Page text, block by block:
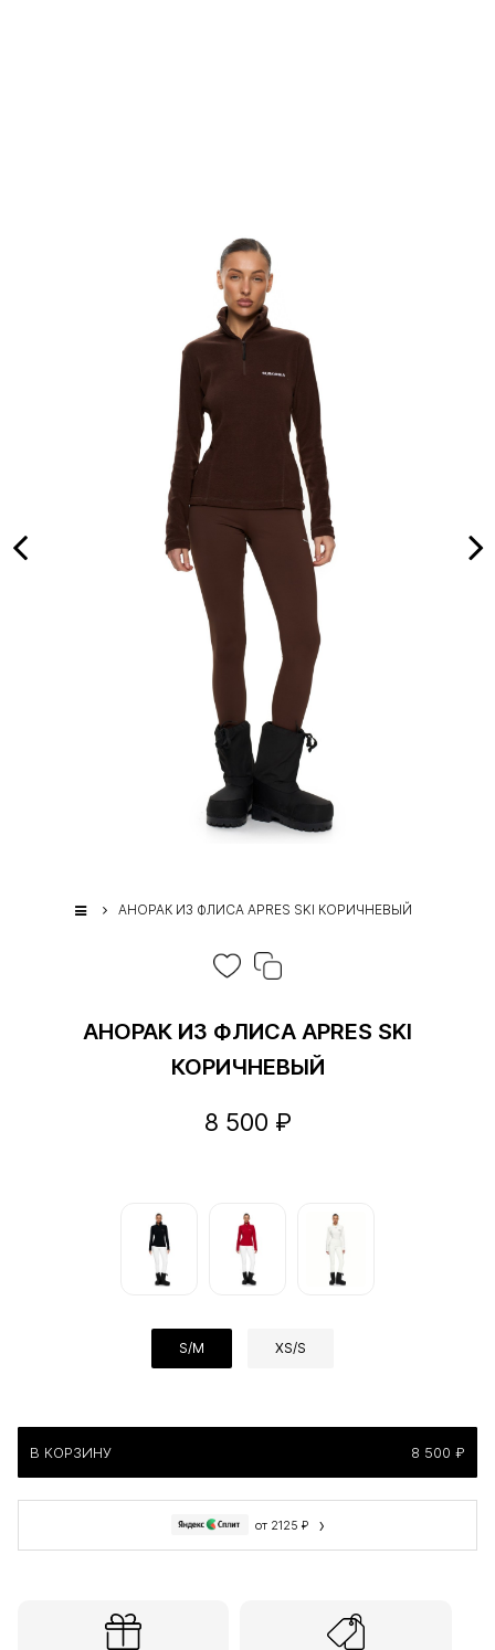
АНОРАК ИЗ ФЛИСА APRES SKI КОРИЧНЕВЫЙ
АНОРАК ИЗ ФЛИСА APRES SKI
КОРИЧНЕВЫЙ
8 500 ₽
S/M XS/S
В КОРЗИНУ 8 500 ₽
от 2125 ₽ ›